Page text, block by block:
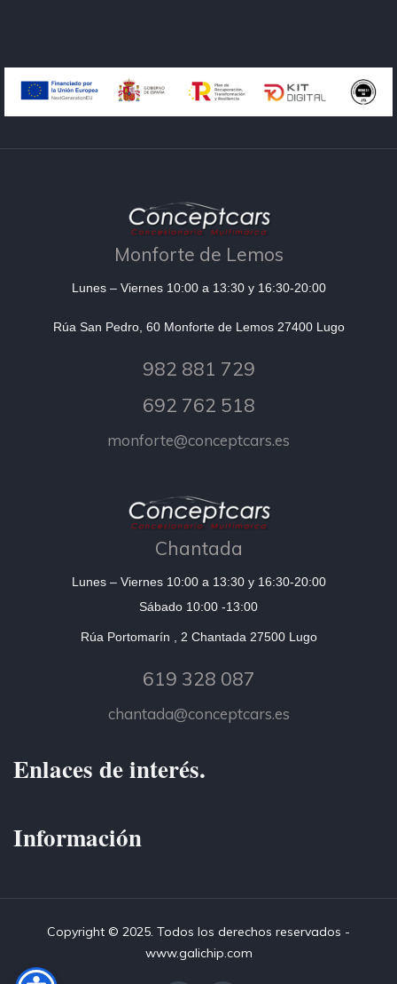
Monforte de Lemos
Lunes – Viernes 10:00 a 13:30 y 16:30-20:00
Rúa San Pedro, 60 Monforte de Lemos 27400 Lugo
982 881 729
692 762 518
monforte@conceptcars.es
Chantada
Lunes – Viernes 10:00 a 13:30 y 16:30-20:00
Sábado 10:00 -13:00
Rúa Portomarín , 2 Chantada 27500 Lugo
619 328 087
chantada@conceptcars.es
Enlaces de interés.
Información
Copyright © 2025. Todos los derechos reservados -
www.galichip.com